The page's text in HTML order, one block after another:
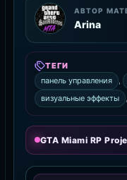
АВТОР
Arina
ТЕГИ
панель управления
,
визуальные эффекты
,
GTA Miami RP